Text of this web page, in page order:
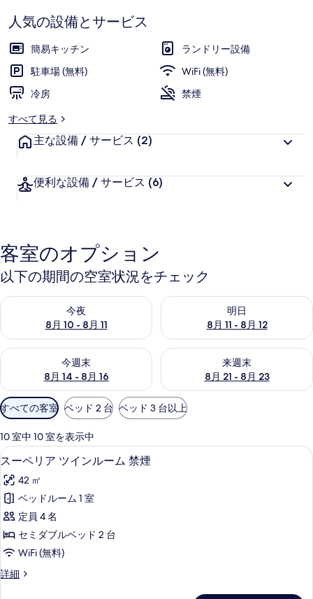
ト
の
写
真
ギ
ャ
で
す
人気の設備とサービス
簡易キッチン
ランドリー設備
駐車場 (無料)
WiFi (無料)
冷房
禁煙
すべて見る
主な設備 / サービス (2)
便利な設備 / サービス (6)
客室のオプション
以下の期間の空室状況をチェック
今夜
8月 10 - 8月 11
今夜 8月 10 - 8月 11 の空室状況をチェック
明日
8月 11 - 8月 12
明日 8月 11 - 8月 12 の空室状
今週末
8月 14 - 8月 16
今週末 8月 14 - 8月 16 の空室状況をチェック
来週末
8月 21 - 8月 23
来週末 8月 21 - 8月 23 の空室
利
用
可
能
な
客
室
の
り
込
み
すべての客室 ベッド 2 台 ベッド 3 台以上
10 室中 10 室を表示中
ス
ー
ペ
リ
ア
ツ
ン
スーペリア ツインルーム 禁煙 | セ
9
スーペリア ツインルーム 禁煙
42 ㎡
ベッドルーム 1 室
定員 4 名
セミダブルベッド 2 台
WiFi (無料)
詳細
ス